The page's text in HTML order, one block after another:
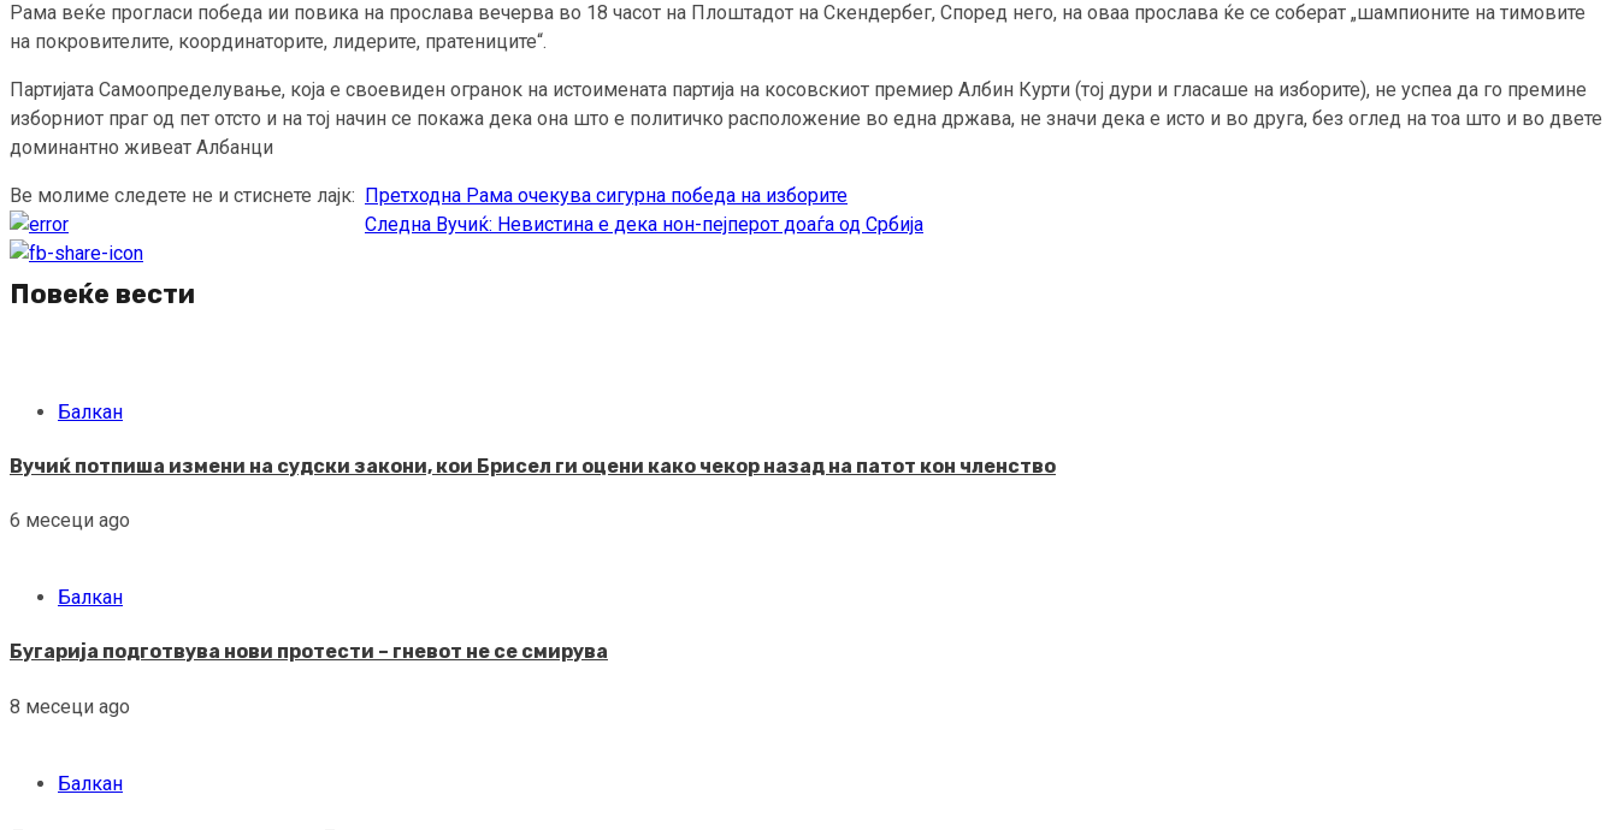
Рама веќе прогласи победа ии повика на прослава вечерва во 18 часот на Плоштадот на Скендербег, Според него, на оваа прослава ќе се соберат „шампионите на тимовите
на покровителите, координаторите, лидерите, пратениците“.
Партијата Самоопределување, која е своевиден огранок на истоимената партија на косовскиот премиер Албин Курти (тој дури и гласаше на изборите), не успеа да го премине
изборниот праг од пет отсто и на тој начин се покажа дека она што е политичко расположение во една држава, не значи дека е исто и во друга, без оглед на тоа што и во двете
доминантно живеат Албанци
Ве молиме следете не и стиснете лајк:
Continue
Reading
Претходна Рама очекува сигурна победа на изборите
Следна Вучиќ: Невистина е дека нон-пејперот доаѓа од Србија
Повеќе вести
Балкан
Вучиќ потпиша измени на судски закони, кои Брисел ги оцени како чекор назад на патот кон членство
6 месеци ago
Балкан
Бугарија подготвува нови протести – гневот не се смирува
8 месеци ago
Балкан